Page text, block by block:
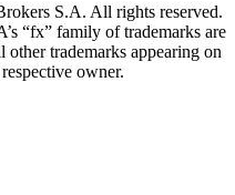
S.A. All rights reserved.
“fx” family of trademarks are
trademarks appearing on
owner.